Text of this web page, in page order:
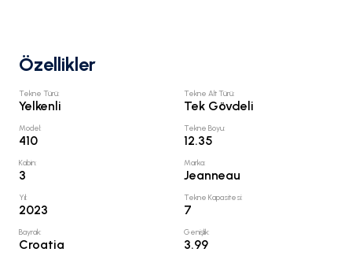
Özellikler
Tekne Türü:
Yelkenli
Tekne Alt Türü:
Tek Gövdeli
Model:
410
Tekne Boyu:
12.35
Kabin:
3
Marka:
Jeanneau
Yıl:
2023
Tekne Kapasitesi:
7
Bayrak:
Croatia
Genişlik:
3.99